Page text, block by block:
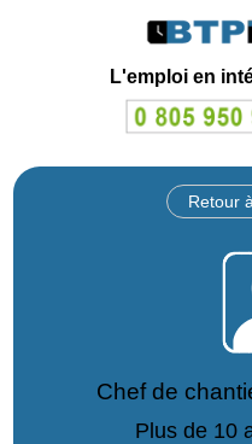
L'emploi en
Retour
Chef de
Plus de 10